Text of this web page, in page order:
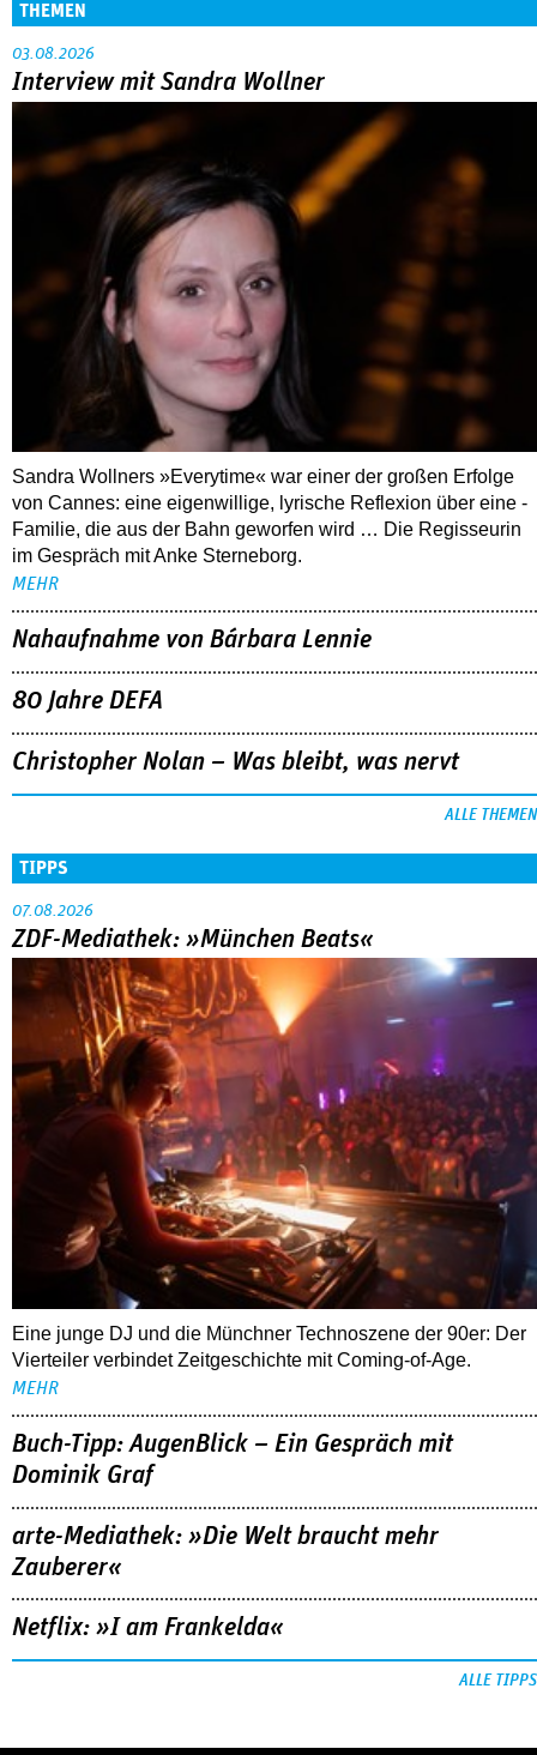
THEMEN
03.08.2026
Interview mit Sandra Wollner
Sandra Wollners »Everytime« war einer der großen Erfolge
von Cannes: eine eigenwillige, lyrische Reflexion über eine ­
Familie, die aus der Bahn geworfen wird … Die Regisseurin
im Gespräch mit Anke Sterneborg.
MEHR
Nahaufnahme von Bárbara Lennie
80 Jahre DEFA
Christopher Nolan – Was bleibt, was nervt
ALLE THEMEN
TIPPS
07.08.2026
ZDF-Mediathek: »München Beats«
Eine junge DJ und die Münchner Technoszene der 90er: Der
Vierteiler verbindet Zeitgeschichte mit Coming-of-Age.
MEHR
Buch-Tipp: AugenBlick – Ein Gespräch mit
Dominik Graf
arte-Mediathek: »Die Welt braucht mehr
Zauberer«
Netflix: »I am Frankelda«
ALLE TIPPS